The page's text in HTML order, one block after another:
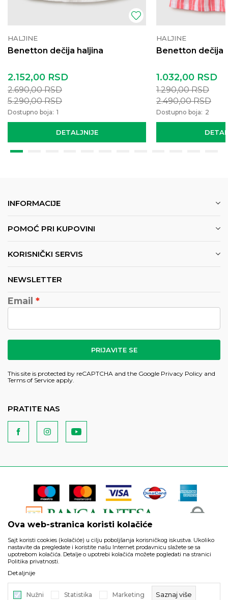
HALJINE
Benetton dečija haljina
DETALJNIJE
2.152,00 RSD
2.690,00RSD
5.290,00RSD
Dostupno boja: 1
HALJINE
Benetton dečija
1.032,00 RSD
1.290,00RSD
2.490,00RSD
Dostupno boja: 2
INFORMACIJE
POMOĆ PRI KUPOVINI
KORISNIČKI SERVIS
NEWSLETTER
Email
PRIJAVITE SE
This site is protected by reCAPTCHA and the Google Privacy Policy and
Terms of Service apply.
PRATITE NAS
artikli prikazani na sajtu su deo naše ponude i ne podrazumeva
da su dostupni u svakom trenutku.
Ova web-stranica koristi kolačiće
Sajt koristi cookies (kolačiće) u cilju poboljšanja korisničkog iskustva. Ukoliko
nastavite da pregledate i koristite našu Internet prodavnicu slažete se sa
upotrebom kolačića. Detalje o upotrebi kolačića možete pogledati na stranici
Politika privatnosti.
Detaljnije
Nužni Statistika Marketing Saznaj više